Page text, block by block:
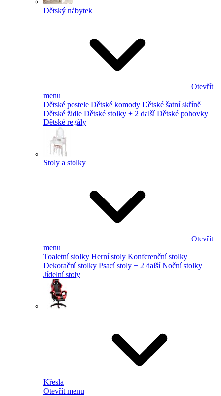
Dětský nábytek
Otevřít
menu
Dětské postele Dětské komody Dětské šatní skříně
Dětské židle Dětské stolky + 2 další Dětské pohovky
Dětské regály
Stoly a stolky
Otevřít
menu
Toaletní stolky Herní stoly Konferenční stolky
Dekorační stolky Psací stoly + 2 další Noční stolky
Jídelní stoly
Křesla
Otevřít menu